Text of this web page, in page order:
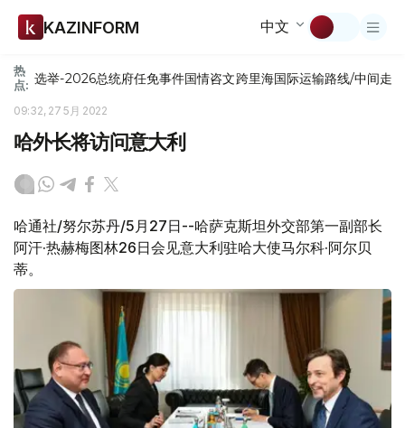
KAZINFORM 中文
热
点: 选举-2026总统府任免事件国情咨文跨里海国际运输路线/中间走廊
09:32, 27 5月 2022
哈外长将访问意大利
哈通社/努尔苏丹/5月27日--哈萨克斯坦外交部第一副部长
阿汗·热赫梅图林26日会见意大利驻哈大使马尔科·阿尔贝
蒂。